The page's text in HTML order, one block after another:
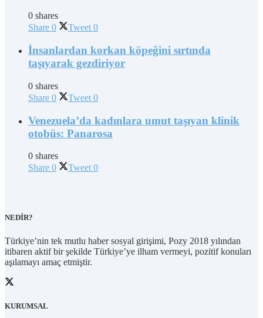
0 shares
Share 0 Tweet 0
İnsanlardan korkan köpeğini sırtında
taşıyarak gezdiriyor
0 shares
Share 0 Tweet 0
Venezuela’da kadınlara umut taşıyan klinik
otobüs: Panarosa
0 shares
Share 0 Tweet 0
NEDİR?
Türkiye’nin tek mutlu haber sosyal girişimi, Pozy 2018 yılından
itibaren aktif bir şekilde Türkiye’ye ilham vermeyi, pozitif konuları
aşılamayı amaç etmiştir.
KURUMSAL